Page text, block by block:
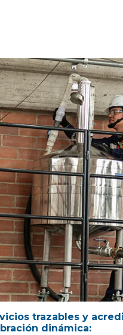
trazables y
dinámica: